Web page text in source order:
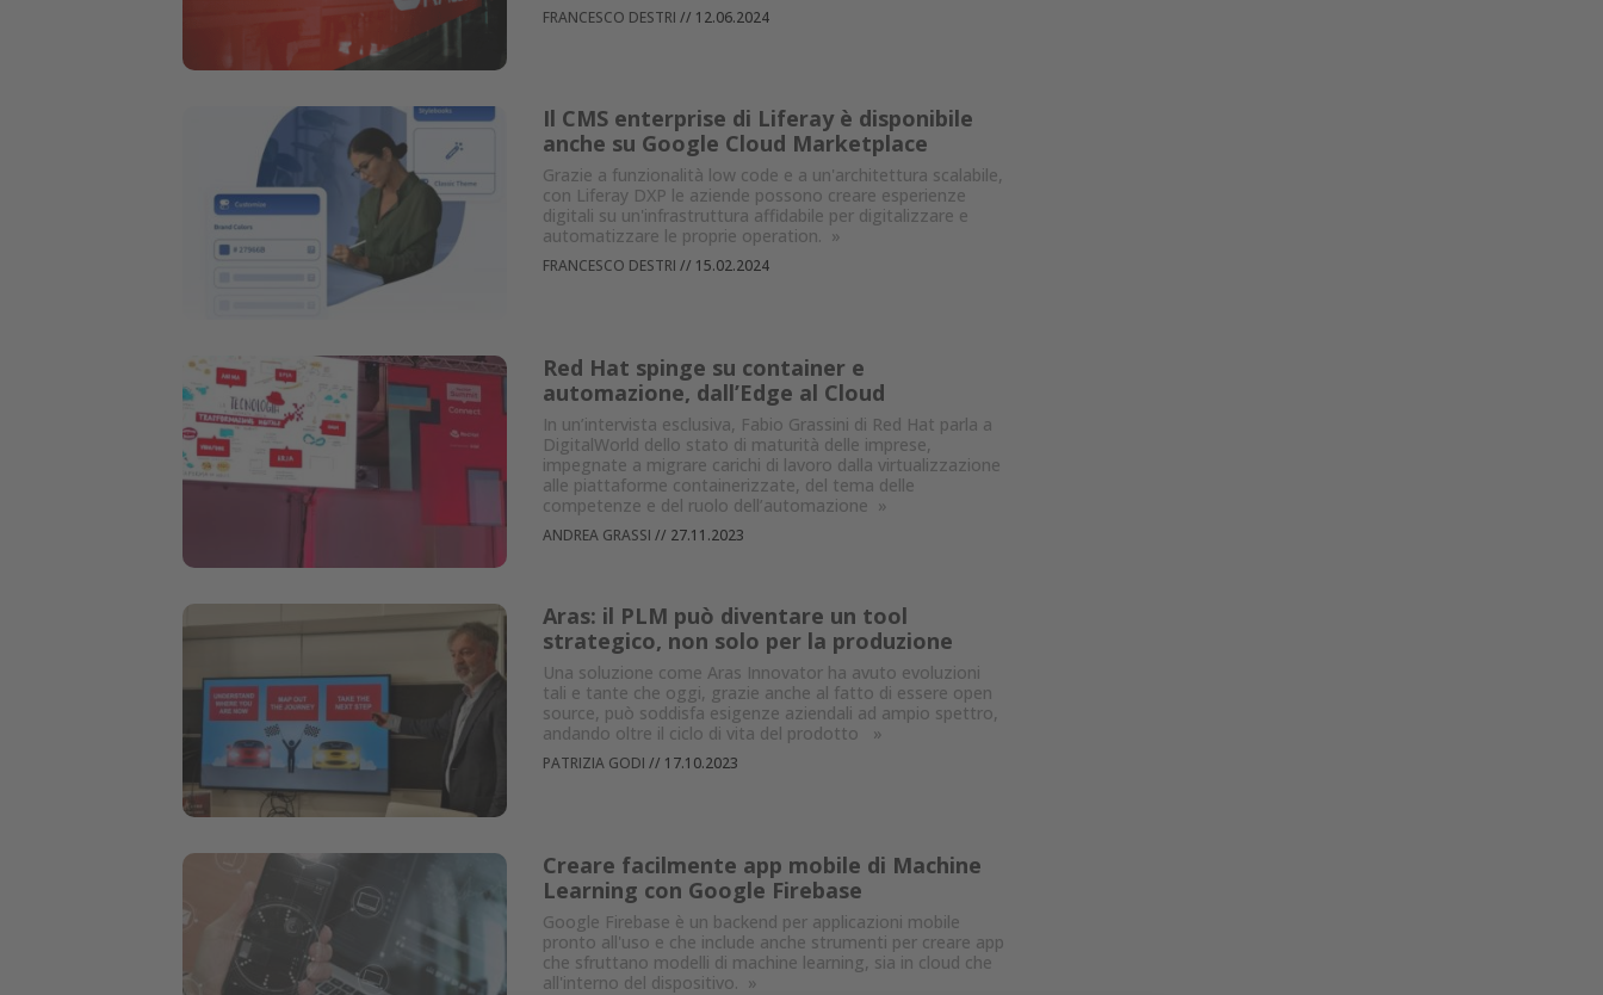
FRANCESCO DESTRI // 12.06.2024
Il CMS enterprise di Liferay è disponibile
anche su Google Cloud Marketplace
Grazie a funzionalità low code e a un'architettura scalabile,
con Liferay DXP le aziende possono creare esperienze
digitali su un'infrastruttura affidabile per digitalizzare e
automatizzare le proprie operation. »
FRANCESCO DESTRI // 15.02.2024
Red Hat spinge su container e
automazione, dall’Edge al Cloud
In un’intervista esclusiva, Fabio Grassini di Red Hat parla a
DigitalWorld dello stato di maturità delle imprese,
impegnate a migrare carichi di lavoro dalla virtualizzazione
alle piattaforme containerizzate, del tema delle
competenze e del ruolo dell’automazione »
ANDREA GRASSI // 27.11.2023
Aras: il PLM può diventare un tool
strategico, non solo per la produzione
Una soluzione come Aras Innovator ha avuto evoluzioni
tali e tante che oggi, grazie anche al fatto di essere open
source, può soddisfa esigenze aziendali ad ampio spettro,
andando oltre il ciclo di vita del prodotto
»
PATRIZIA GODI // 17.10.2023
Creare facilmente app mobile di Machine
Learning con Google Firebase
Google Firebase è un backend per applicazioni mobile
pronto all'uso e che include anche strumenti per creare app
che sfruttano modelli di machine learning, sia in cloud che
all'interno del dispositivo. »